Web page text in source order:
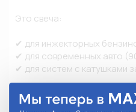
Это свеча:
✔ для инжекторных
✔ для современных авто
✔ для систем с катушками
Применяется: